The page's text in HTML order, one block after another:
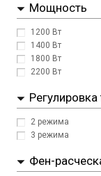
Мощность
1200 Вт
1400 Вт
1800 Вт
2200 Вт
2 режима
3 режима
Фен-